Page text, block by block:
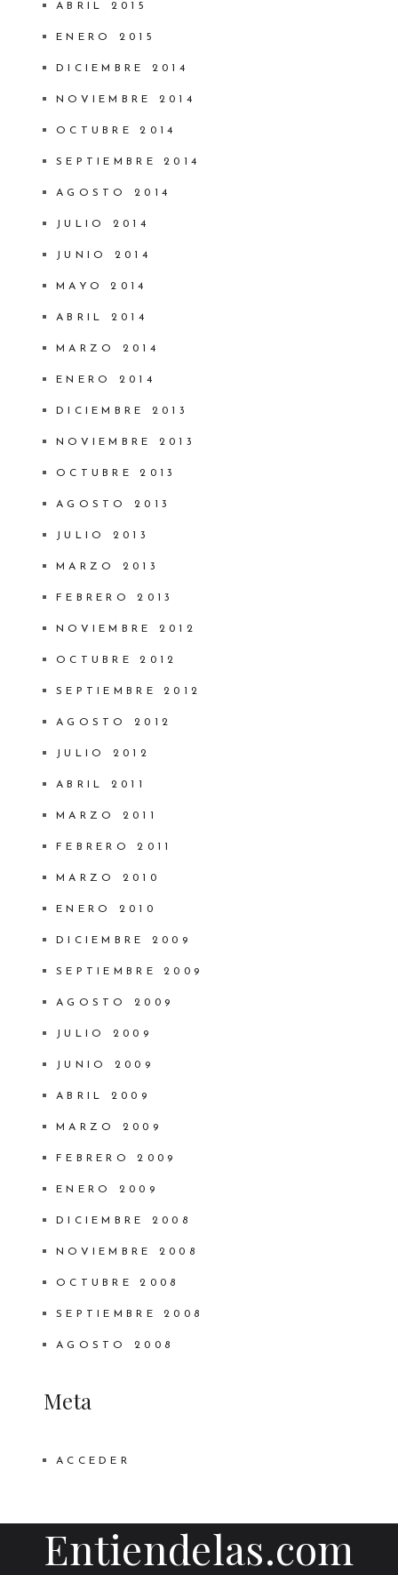
ABRIL 2015
ENERO 2015
DICIEMBRE 2014
NOVIEMBRE 2014
OCTUBRE 2014
SEPTIEMBRE 2014
AGOSTO 2014
JULIO 2014
JUNIO 2014
MAYO 2014
ABRIL 2014
MARZO 2014
ENERO 2014
DICIEMBRE 2013
NOVIEMBRE 2013
OCTUBRE 2013
AGOSTO 2013
JULIO 2013
MARZO 2013
FEBRERO 2013
NOVIEMBRE 2012
OCTUBRE 2012
SEPTIEMBRE 2012
AGOSTO 2012
JULIO 2012
ABRIL 2011
MARZO 2011
FEBRERO 2011
MARZO 2010
ENERO 2010
DICIEMBRE 2009
SEPTIEMBRE 2009
AGOSTO 2009
JULIO 2009
JUNIO 2009
ABRIL 2009
MARZO 2009
FEBRERO 2009
ENERO 2009
DICIEMBRE 2008
NOVIEMBRE 2008
OCTUBRE 2008
SEPTIEMBRE 2008
AGOSTO 2008
Meta
ACCEDER
Entiendelas.com